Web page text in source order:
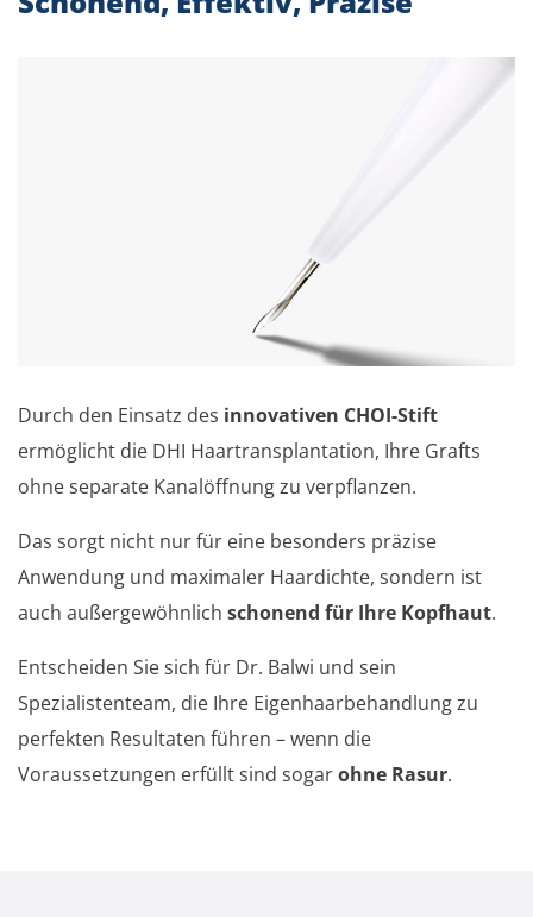
Durch den Einsatz des innovativen CHOI-Stift
ermöglicht die DHI Haartransplantation, Ihre Grafts
ohne separate Kanalöffnung zu verpflanzen.
Das sorgt nicht nur für eine besonders präzise
Anwendung und maximaler Haardichte, sondern ist
auch außergewöhnlich schonend für Ihre Kopfhaut.
Entscheiden Sie sich für Dr. Balwi und sein
Spezialistenteam, die Ihre Eigenhaarbehandlung zu
perfekten Resultaten führen – wenn die
Voraussetzungen erfüllt sind sogarohne Rasur.